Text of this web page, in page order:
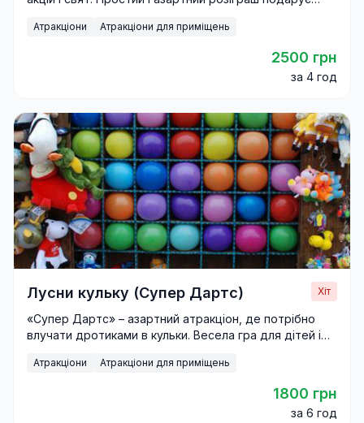
Атракціони Атракціони для приміщень
2500 грн
за 4 год
Лусни кульку (Супер Дартс) Хіт
«Супер Дартс» – азартний атракціон, де потрібно
влучати дротиками в кульки. Весела гра для дітей і
Атракціони Атракціони для приміщень
1800 грн
за 6 год